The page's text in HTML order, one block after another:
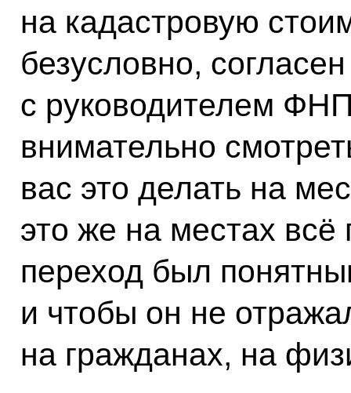
на кадастровую
безусловно,
с руководителем
внимательно
вас это делать на
это же на местах всё
переход был
и чтобы он не
на гражданах, на